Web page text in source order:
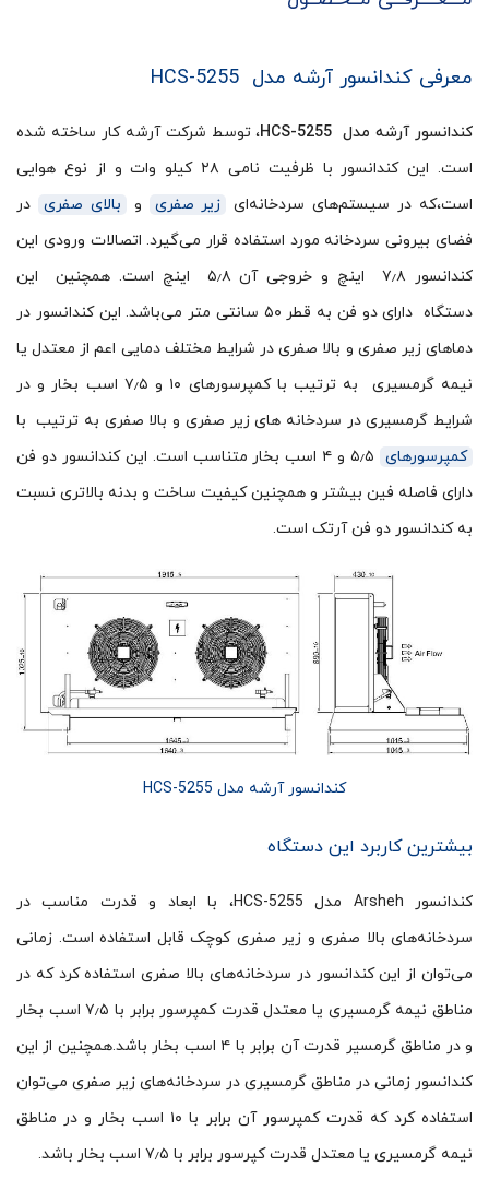
معرفی کندانسور آرشه مدل HCS-5255
کندانسور آرشه مدل HCS-5255
، توسط شرکت آرشه کار ساخته شده
است. این کندانسور با ظرفیت نامی ۲۸ کیلو وات و از نوع هوایی
است،که در سیستم‌های سردخانه‌ای
زیر صفری و بالای صفری
در
فضای بیرونی سردخانه مورد استفاده قرار می‌گیرد. اتصالات ورودی این
کندانسور ۷٫۸ اینچ و خروجی آن ۵٫۸ اینچ است. همچنین این
دستگاه دارای دو فن به قطر ۵۰ سانتی متر می‌باشد. این کندانسور در
دماهای زیر صفری و بالا صفری در شرایط مختلف دمایی اعم از معتدل یا
نیمه گرمسیری به ترتیب با کمپرسورهای ۱۰ و ۷٫۵ اسب بخار و در
شرایط گرمسیری در سردخانه های زیر صفری و بالا صفری به ترتیب با
کمپرسورهای
۵٫۵ و ۴ اسب بخار متناسب است. این کندانسور دو فن
دارای فاصله فین بیشتر و همچنین کیفیت ساخت و بدنه بالاتری نسبت
به کندانسور دو فن آرتک است.
کندانسور آرشه مدل HCS-5255
بیشترین کاربرد این دستگاه
کندانسور Arsheh مدل HCS-5255، با ابعاد و قدرت مناسب در
سردخانه‌های بالا صفری و زیر صفری کوچک قابل استفاده است. زمانی
می‌توان از این کندانسور در سردخانه‌های بالا صفری استفاده کرد که در
مناطق نیمه گرمسیری یا معتدل قدرت کمپرسور برابر با ۷٫۵ اسب بخار
و در مناطق گرمسیر قدرت آن برابر با ۴ اسب بخار باشد.همچنین از این
کندانسور زمانی در مناطق گرمسیری در سردخانه‌های زیر صفری می‌توان
استفاده کرد که قدرت کمپرسور آن برابر با ۱۰ اسب بخار و در مناطق
نیمه گرمسیری یا معتدل قدرت کپرسور برابر با ۷٫۵ اسب بخار باشد.